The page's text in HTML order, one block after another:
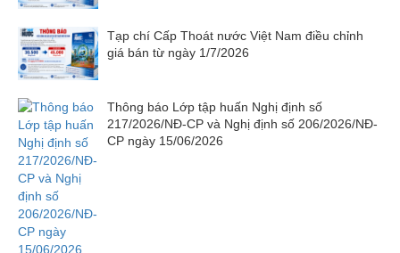
Tạp chí Cấp Thoát nước Việt Nam điều chỉnh
giá bán từ ngày 1/7/2026
Thông báo Lớp tập huấn Nghị định số
217/2026/NĐ-CP và Nghị định số 206/2026/NĐ-
CP ngày 15/06/2026